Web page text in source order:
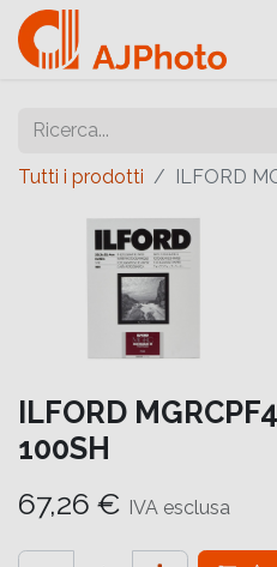
Tutti i prodotti ILFORD
ILFORD
100SH
67,26 € IVA esclusa